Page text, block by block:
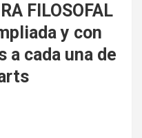
FILOSOFAL
y con
a cada una de